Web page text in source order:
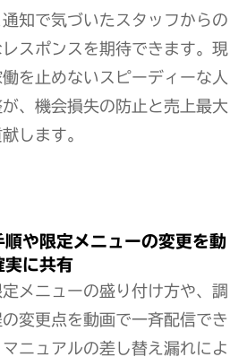
通知で気づいたスタッフからの
スポンスを期待できます。現
を止めないスピーディーな人
が、機会損失の防止と売上最大
します。
順や限定メニューの変更を動
実に共有
メニューの盛り付け方や、調
変更点を動画で一斉配信でき
マニュアルの差し替え漏れによ